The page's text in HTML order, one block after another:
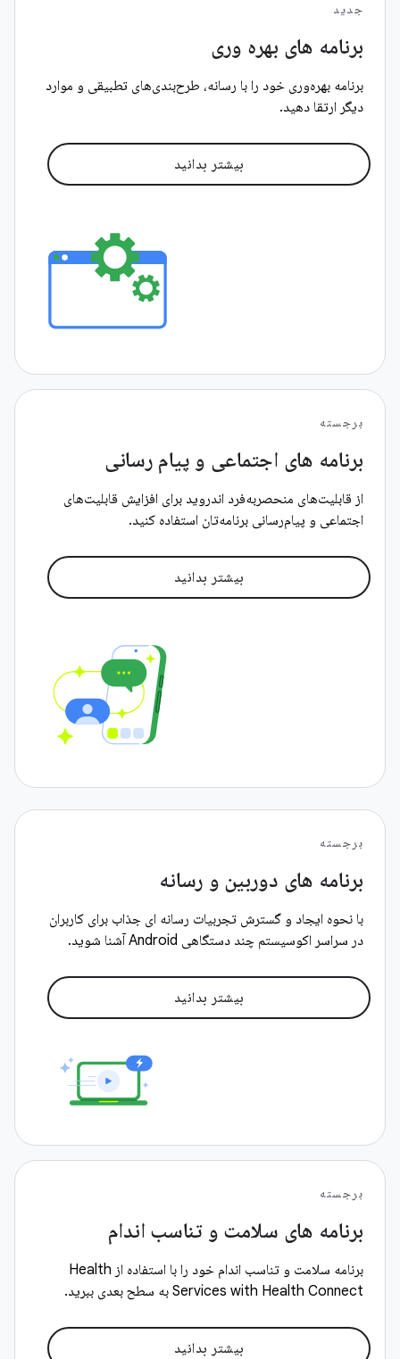
جدید
برنامه های بهره وری
برنامه بهره‌وری خود را با رسانه، طرح‌بندی‌های تطبیقی ​​و موارد
دیگر ارتقا دهید.
بیشتر بدانید
برجسته
برنامه های اجتماعی و پیام رسانی
از قابلیت‌های منحصربه‌فرد اندروید برای افزایش قابلیت‌های
اجتماعی و پیام‌رسانی برنامه‌تان استفاده کنید.
بیشتر بدانید
برجسته
برنامه های دوربین و رسانه
با نحوه ایجاد و گسترش تجربیات رسانه ای جذاب برای کاربران
در سراسر اکوسیستم چند دستگاهی Android آشنا شوید.
بیشتر بدانید
برجسته
برنامه های سلامت و تناسب اندام
برنامه سلامت و تناسب اندام خود را با استفاده از Health
Services with Health Connect به سطح بعدی ببرید.
بیشتر بدانید